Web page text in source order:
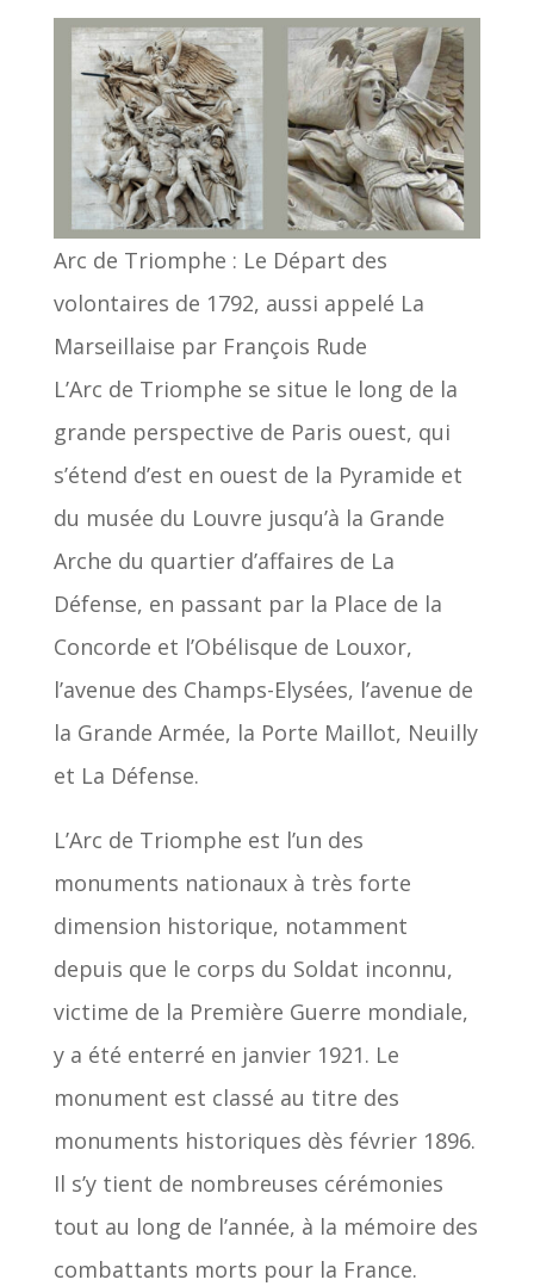
Arc de Triomphe : Le Départ des
volontaires de 1792, aussi appelé La
Marseillaise par François Rude
L’Arc de Triomphe se situe le long de la
grande perspective de Paris ouest, qui
s’étend d’est en ouest de la Pyramide et
du musée du Louvre jusqu’à la Grande
Arche du quartier d’affaires de La
Défense, en passant par la Place de la
Concorde et l’Obélisque de Louxor,
l’avenue des Champs-Elysées, l’avenue de
la Grande Armée, la Porte Maillot, Neuilly
et La Défense.
L’Arc de Triomphe est l’un des
monuments nationaux à très forte
dimension historique, notamment
depuis que le corps du Soldat inconnu,
victime de la Première Guerre mondiale,
y a été enterré en janvier 1921. Le
monument est classé au titre des
monuments historiques dès février 1896.
Il s’y tient de nombreuses cérémonies
tout au long de l’année, à la mémoire des
combattants morts pour la France.